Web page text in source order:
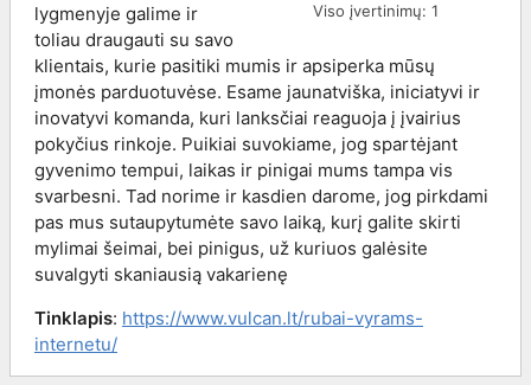
Viso įvertinimų: 1
lygmenyje galime ir
toliau draugauti su savo
klientais, kurie pasitiki mumis ir apsiperka mūsų
įmonės parduotuvėse. Esame jaunatviška, iniciatyvi ir
inovatyvi komanda, kuri lanksčiai reaguoja į įvairius
pokyčius rinkoje. Puikiai suvokiame, jog spartėjant
gyvenimo tempui, laikas ir pinigai mums tampa vis
svarbesni. Tad norime ir kasdien darome, jog pirkdami
pas mus sutaupytumėte savo laiką, kurį galite skirti
mylimai šeimai, bei pinigus, už kuriuos galėsite
suvalgyti skaniausią vakarienę
Tinklapis: https://www.vulcan.lt/rubai-vyrams-
internetu/